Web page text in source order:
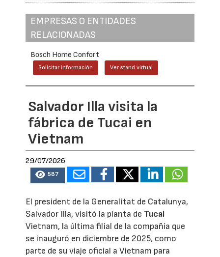
EMPRESAS O ENTIDADES
RELACIONADAS
Bosch Home Confort
Solicitar información Ver stand virtual
Salvador Illa visita la
fábrica de Tucai en
Vietnam
29/07/2026
587
El president de la Generalitat de Catalunya,
Salvador Illa, visitó la planta de Tucai
Vietnam, la última filial de la compañía que
se inauguró en diciembre de 2025, como
parte de su viaje oficial a Vietnam para